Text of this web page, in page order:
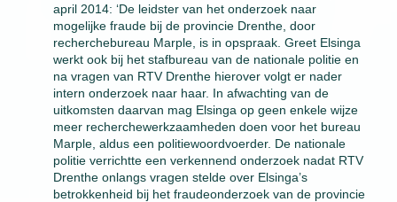
april 2014: ‘De leidster van het onderzoek naar
mogelijke fraude bij de provincie Drenthe, door
recherchebureau Marple, is in opspraak. Greet Elsinga
werkt ook bij het stafbureau van de nationale politie en
na vragen van RTV Drenthe hierover volgt er nader
intern onderzoek naar haar. In afwachting van de
uitkomsten daarvan mag Elsinga op geen enkele wijze
meer recherchewerkzaamheden doen voor het bureau
Marple, aldus een politiewoordvoerder. De nationale
politie verrichtte een verkennend onderzoek nadat RTV
Drenthe onlangs vragen stelde over Elsinga’s
betrokkenheid bij het fraudeonderzoek van de provincie